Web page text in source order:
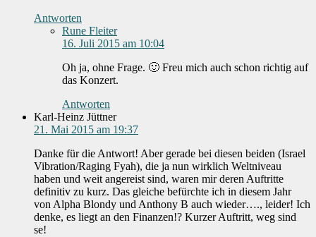
Antworten
Rune Fleiter
16. Juli 2015 am 10:04
Oh ja, ohne Frage. 🙂 Freu mich auch schon richtig auf
das Konzert.
Antworten
Karl-Heinz Jüttner
21. Mai 2015 am 19:37
Danke für die Antwort! Aber gerade bei diesen beiden (Israel
Vibration/Raging Fyah), die ja nun wirklich Weltniveau
haben und weit angereist sind, waren mir deren Auftritte
definitiv zu kurz. Das gleiche befürchte ich in diesem Jahr
von Alpha Blondy und Anthony B auch wieder…., leider! Ich
denke, es liegt an den Finanzen!? Kurzer Auftritt, weg sind
se!